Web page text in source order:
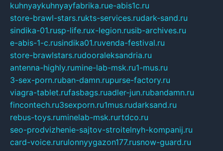
kuhnyaykuhnyayfabrika.rue-abis1c.ru
store-brawl-stars.rukts-services.rudark-sand.ru
sindika-01.rusp-life.rux-legion.rusib-archives.ru
e-abis-1-c.rusindika01.ruvenda-festival.ru
store-brawlstars.rudooraleksandria.ru
antenna-highly.rumine-lab-msk.ru1-mus.ru
3-sex-porn.ruban-damn.rupurse-factory.ru
viagra-tablet.rufasbags.ruadler-jun.rubandamn.ru
fincontech.ru3sexporn.ru1mus.rudarksand.ru
rebus-toys.ruminelab-msk.rurtdco.ru
seo-prodvizhenie-sajtov-stroitelnyh-kompanij.ru
card-voice.rurulonnyygazon177.rusnow-guard.ru